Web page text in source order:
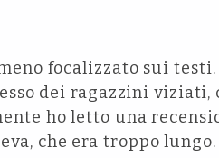
focalizzato sui testi.
dei ragazzini viziati,
ho letto una
che era troppo lungo.